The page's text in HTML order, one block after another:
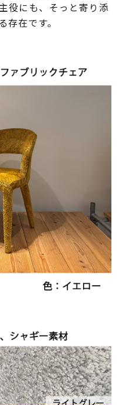
役にも、そっと寄り添
在です。